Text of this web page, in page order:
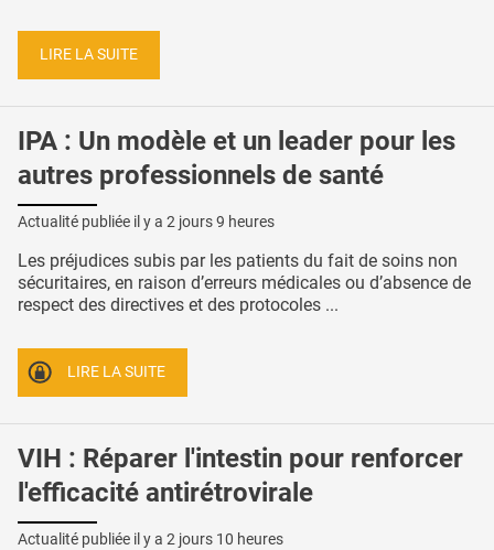
LIRE LA SUITE
IPA : Un modèle et un leader pour les
autres professionnels de santé
Actualité publiée il y a 2 jours 9 heures
Les préjudices subis par les patients du fait de soins non
sécuritaires, en raison d’erreurs médicales ou d’absence de
respect des directives et des protocoles ...
LIRE LA SUITE
VIH : Réparer l'intestin pour renforcer
l'efficacité antirétrovirale
Actualité publiée il y a 2 jours 10 heures